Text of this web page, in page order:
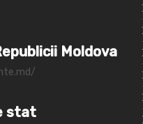
Moldova
stat